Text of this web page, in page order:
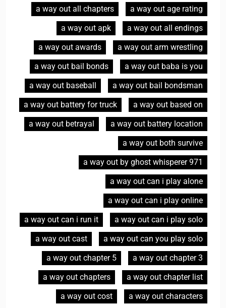
a way out age rating
a way out all chapters
a way out all endings
a way out apk
a way out arm wrestling
a way out awards
a way out baba is you
a way out bail bonds
a way out bail bondsman
a way out baseball
a way out based on
a way out battery for truck
a way out battery location
a way out betrayal
a way out both survive
a way out by ghost whisperer 971
a way out can i play alone
a way out can i play online
a way out can i play solo
a way out can i run it
a way out can you play solo
a way out cast
a way out chapter 3
a way out chapter 5
a way out chapter list
a way out chapters
a way out characters
a way out cost